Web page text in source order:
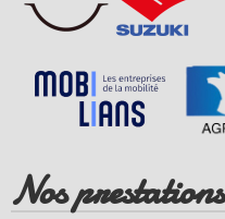
Nos prestations